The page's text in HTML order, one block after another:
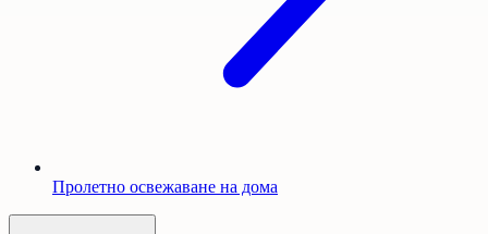
Пролетно освежаване на дома